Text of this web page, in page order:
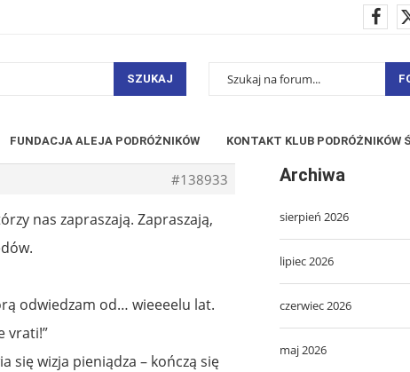
SZUKAJ
FUNDACJA ALEJA PODRÓŻNIKÓW KONTAKT KLUB PODRÓŻNIKÓW
#138933
nas zapraszają. Zapraszają,
odwiedzam od… wieeeelu lat.
vrati!”
się wizja pieniądza – kończą się
Archiwa
sierpień 2026
lipiec 2026
czerwiec 2026
maj 2026